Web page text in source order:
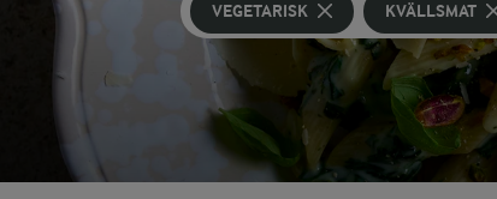
VEGETARISK KVÄLLSMAT